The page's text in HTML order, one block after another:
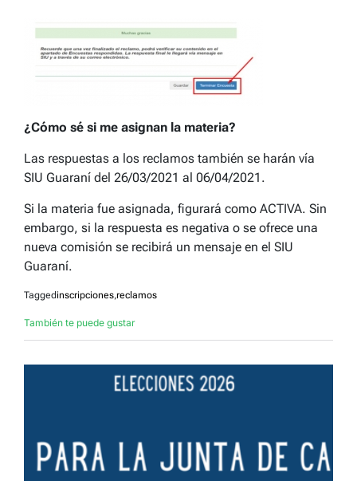
¿Cómo sé si me asignan la materia?
Las respuestas a los reclamos también se harán vía
SIU Guaraní del 26/03/2021 al 06/04/2021.
Si la materia fue asignada, figurará como ACTIVA. Sin
embargo, si la respuesta es negativa o se ofrece una
nueva comisión se recibirá un mensaje en el SIU
Guaraní.
Tagged inscripciones,reclamos
También te puede gustar